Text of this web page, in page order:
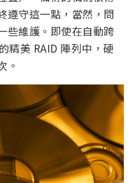
遵守這一點，當然，問
些維護。即使在自動跨
精美 RAID 陣列中，硬
。